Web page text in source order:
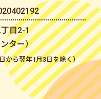
目2-1
ター）
から翌年1月3日を除く）